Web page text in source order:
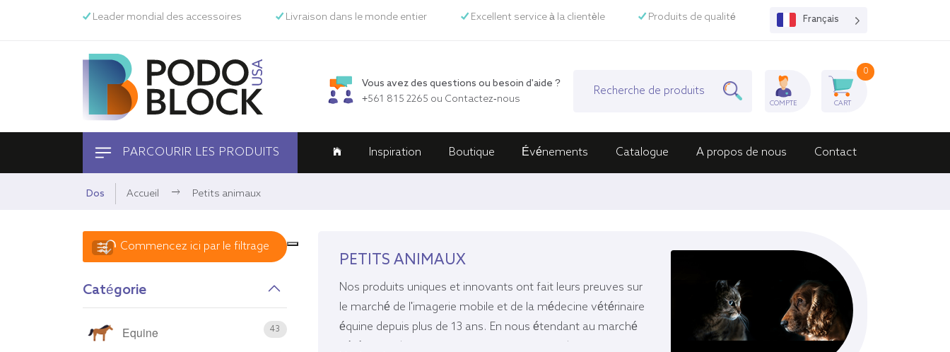
Leader mondial des accessoires Livraison dans le monde entier Excellent service à la clientèle Produits de qualité Français
Vous avez des questions ou besoin d'aide ?
+561 815 2265 ou Contactez-nous COMPTE
0
CART
PARCOURIR LES PRODUITS
Equine
Animaux domestiques
Equine
Parcourir tous les produits
Inspiration Boutique Événements Catalogue A propos de nous Contact
Dos Accueil Petits animaux
PETITS ANIMAUX
Nos produits uniques et innovants ont fait leurs preuves sur
le marché de l'imagerie mobile et de la médecine vétérinaire
équine depuis plus de 13 ans. En nous étendant au marché
Commencez ici par le filtrage
Catégorie
Equine 43